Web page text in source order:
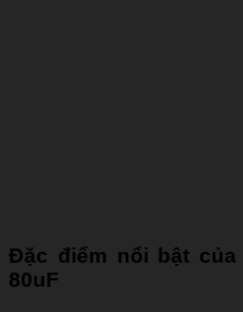
Đặc điểm nổi bật của
80uF